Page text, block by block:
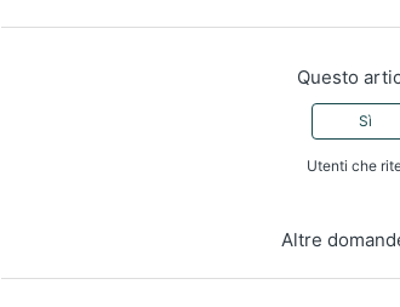
Questo
Sì
Utenti che
Altre